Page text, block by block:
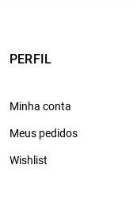
PERFIL
Minha conta
Meus pedidos
Wishlist